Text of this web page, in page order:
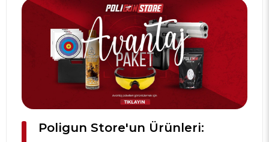
Poligun Store'un Ürünleri: